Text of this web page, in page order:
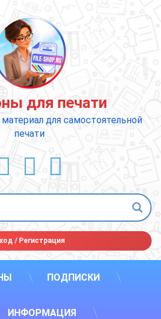
для печати
для самостоятельной
печати
ВКонтакте
YouTube
E-mail
/Регистрация
ПОДПИСКИ
ИНФОРМАЦИЯ